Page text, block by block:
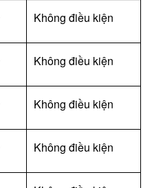
Không điều kiện
Không điều kiện
Không điều kiện
Không điều kiện